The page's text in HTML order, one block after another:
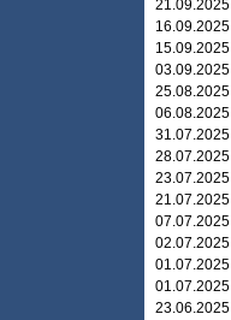
21.09.2025
16.09.2025
15.09.2025
03.09.2025
25.08.2025
06.08.2025
31.07.2025
28.07.2025
23.07.2025
21.07.2025
07.07.2025
02.07.2025
01.07.2025
01.07.2025
23.06.2025